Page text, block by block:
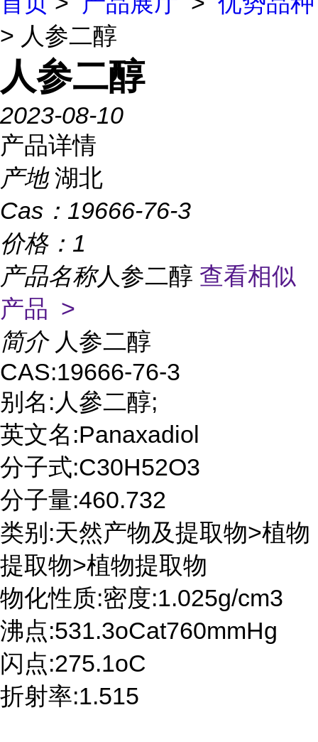
> 人参二醇
人参二醇
2023-08-10
产品详情
产地 湖北
Cas： 19666-76-3
价格： 1
产品名称人参二醇 查看相似
产品 >
简介 人参二醇
CAS:19666-76-3
别名:人參二醇;
英文名:Panaxadiol
分子式:C30H52O3
分子量:460.732
类别:天然产物及提取物>植物
提取物>植物提取物
物化性质:密度:1.025g/cm3
沸点:531.3oCat760mmHg
闪点:275.1oC
折射率:1.515